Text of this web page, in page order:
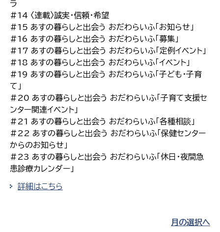
ラ
#14 〈連載〉誠実・信頼・希望
#15 あすの暮らしと出会う おだわらいふ「お知らせ」
#16 あすの暮らしと出会う おだわらいふ「募集」
#17 あすの暮らしと出会う おだわらいふ「定例イベント」
#18 あすの暮らしと出会う おだわらいふ「イベント」
#19 あすの暮らしと出会う おだわらいふ「子ども・子育
て」
#20 あすの暮らしと出会う おだわらいふ「子育て支援セ
ンター関連イベント」
#21 あすの暮らしと出会う おだわらいふ「各種相談」
#22 あすの暮らしと出会う おだわらいふ「保健センター
からのお知らせ」
#23 あすの暮らしと出会う おだわらいふ「休日・夜間急
患診療カレンダー」
詳細はこちら
月の選択へ